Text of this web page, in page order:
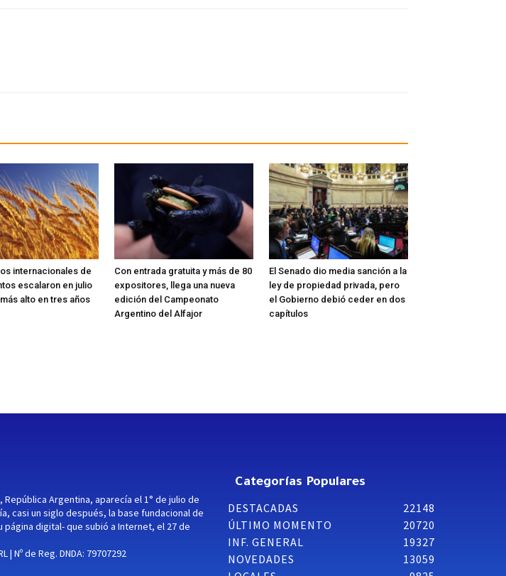
internacionales de
escalaron en julio
alto en tres años
Con entrada gratuita y más de 80
expositores, llega una nueva
edición del Campeonato
Argentino del Alfajor
El Senado dio media sanción a la
ley de propiedad privada, pero
el Gobierno debió ceder en dos
capítulos
Argentina, aparecía el 1° de julio de
casi un siglo después, la base fundacional de
página digital- que subió a Internet, el 27 de
| Nº de Reg. DNDA: 79707292
Categorías Populares
DESTACADAS
22148
ÚLTIMO MOMENTO
20720
INF. GENERAL
19327
NOVEDADES
13059